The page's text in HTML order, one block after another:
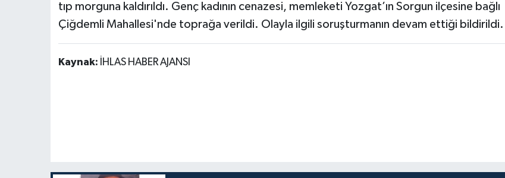
tıp morguna kaldırıldı. Genç kadının cenazesi, memleketi Yozgat’ın Sorgun ilçesine bağlı
Çiğdemli Mahallesi'nde toprağa verildi. Olayla ilgili soruşturmanın devam ettiği bildirildi.
Kaynak: İHLAS HABER AJANSI